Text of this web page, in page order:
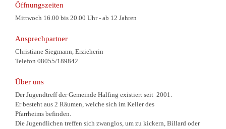
Öffnungszeiten
Mittwoch 16.00 bis 20.00 Uhr - ab 12 Jahren
Ansprechpartner
Christiane Siegmann, Erzieherin
Telefon 08055/189842
Über uns
Der Jugendtreff der Gemeinde Halfing existiert seit 2001.
Er besteht aus 2 Räumen, welche sich im Keller des
Pfarrheims befinden.
Die Jugendlichen treffen sich zwanglos, um zu kickern, Billard oder